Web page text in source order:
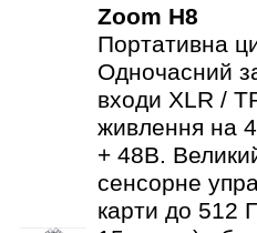
Zoom H8
Портативна
Одночасний
входи XLR /
живлення на
+ 48В.
сенсорне
карти до 512